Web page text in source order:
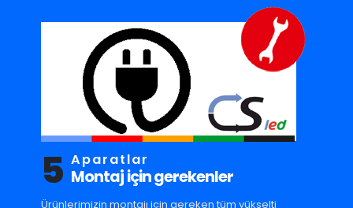
5 Aparatlar
Montaj için gerekenler
Ürünlerimizin montajı için gereken tüm yükselti